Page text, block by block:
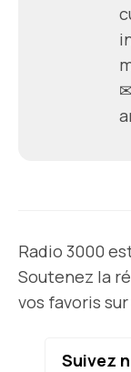
Radio 3000
Soutenez la
vos favoris
Suivez